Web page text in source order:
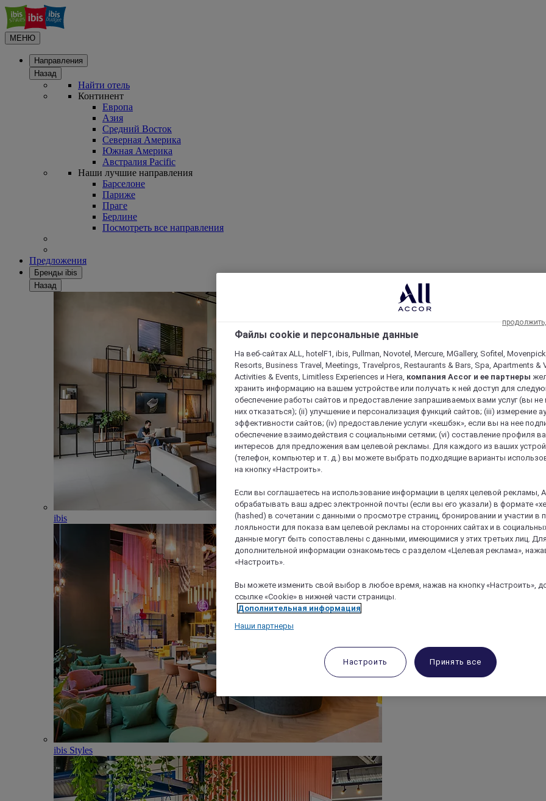
МЕНЮ
Направления
Назад
Найти отель
Континент
Европа
Азия
Средний Восток
Северная Америка
Южная Америка
Австралия Pacific
Наши лучшие направления
Барселоне
Париже
Праге
Берлине
Посмотреть все направления
Предложения
Бренды ibis
Назад
ibis
ibis Styles
Файлы cookie и персональные данные
На веб-сайтах ALL, hotelF1, ibis, Pullman, Novotel, Mercure, MGallery, Sofitel,
Resorts, Business Travel, Meetings, Travelpros, Restaurants & Bars, Spa, Apartments &
Activities & Events, Limitless Experiences и Hera, компания Accor и ее партнеры
хранить информацию на вашем устройстве или получать к ней доступ для
обеспечение работы сайтов и предоставление запрашиваемых вами услуг (вы
них отказаться); (ii) улучшение и персонализация функций сайтов; (iii) измерение
эффективности сайтов; (iv) предоставление услуги «кешбэк», если вы на нее
обеспечение взаимодействия с социальными сетями; (vi) составление профиля
интересов для предложения вам целевой рекламы. Для каждого из ваших
(телефон, компьютер и т. д.) вы можете выбрать подходящие варианты
на кнопку «Настроить».
Если вы соглашаетесь на использование информации в целях целевой рекламы,
обрабатывать ваш адрес электронной почты (если вы его указали) в формате
(hashed) в сочетании с данными о просмотре страниц, бронировании и участии в
лояльности для показа вам целевой рекламы на сторонних сайтах и в
данные могут быть сопоставлены с данными, имеющимися у этих третьих лиц.
дополнительной информации ознакомьтесь с разделом «Целевая реклама»,
«Настроить».
Вы можете изменить свой выбор в любое время, нажав на кнопку «Настроить»,
ссылке «Cookie» в нижней части страницы.
Дополнительная информация
Наши партнеры
Настроить Принять все